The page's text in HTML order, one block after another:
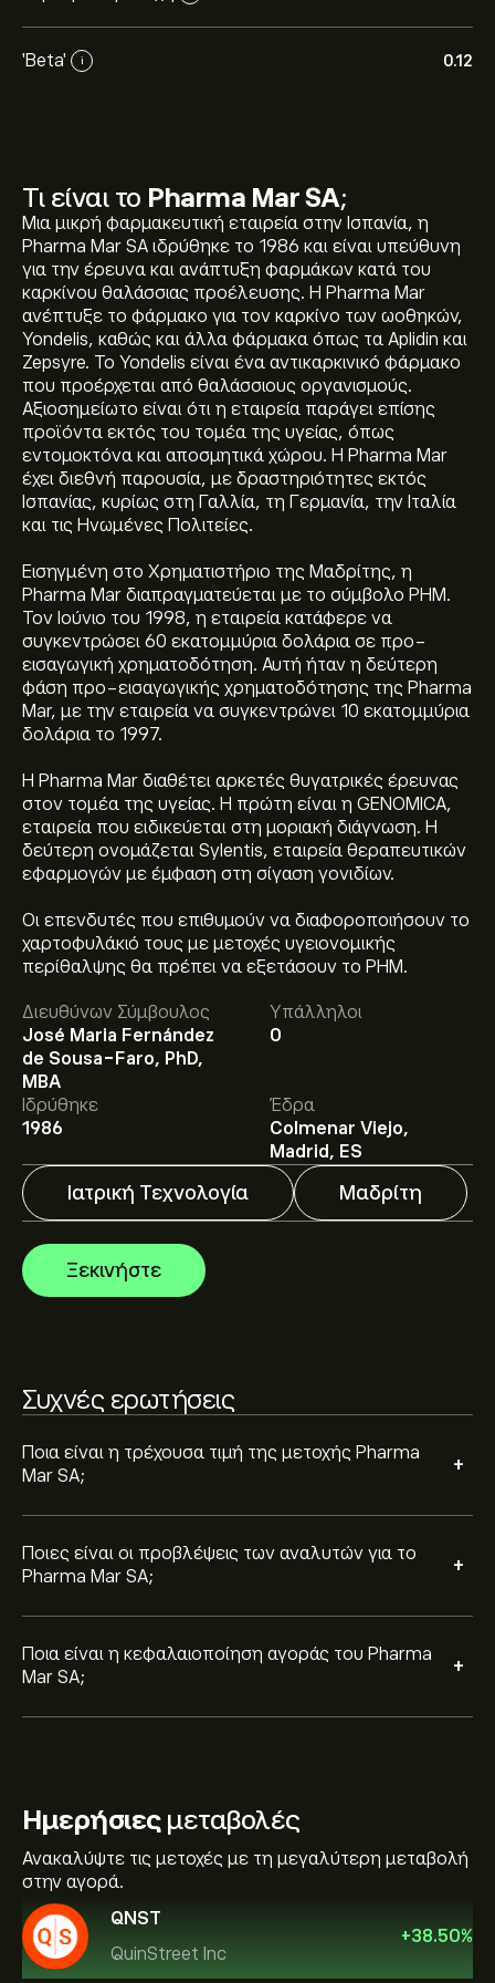
'Beta' i 0.12
Τι είναι το Pharma Mar SA;
Μια μικρή φαρμακευτική εταιρεία στην Ισπανία, η
Pharma Mar SA ιδρύθηκε το 1986 και είναι υπεύθυνη
για την έρευνα και ανάπτυξη φαρμάκων κατά του
καρκίνου θαλάσσιας προέλευσης. Η Pharma Mar
ανέπτυξε το φάρμακο για τον καρκίνο των ωοθηκών,
Yondelis, καθώς και άλλα φάρμακα όπως τα Aplidin και
Zepsyre. Το Yondelis είναι ένα αντικαρκινικό φάρμακο
που προέρχεται από θαλάσσιους οργανισμούς.
Αξιοσημείωτο είναι ότι η εταιρεία παράγει επίσης
προϊόντα εκτός του τομέα της υγείας, όπως
εντομοκτόνα και αποσμητικά χώρου. Η Pharma Mar
έχει διεθνή παρουσία, με δραστηριότητες εκτός
Ισπανίας, κυρίως στη Γαλλία, τη Γερμανία, την Ιταλία
και τις Ηνωμένες Πολιτείες.
Εισηγμένη στο Χρηματιστήριο της Μαδρίτης, η
Pharma Mar διαπραγματεύεται με το σύμβολο PHM.
Τον Ιούνιο του 1998, η εταιρεία κατάφερε να
συγκεντρώσει 60 εκατομμύρια δολάρια σε προ-
εισαγωγική χρηματοδότηση. Αυτή ήταν η δεύτερη
φάση προ-εισαγωγικής χρηματοδότησης της Pharma
Mar, με την εταιρεία να συγκεντρώνει 10 εκατομμύρια
δολάρια το 1997.
Η Pharma Mar διαθέτει αρκετές θυγατρικές έρευνας
στον τομέα της υγείας. Η πρώτη είναι η GENOMICA,
εταιρεία που ειδικεύεται στη μοριακή διάγνωση. Η
δεύτερη ονομάζεται Sylentis, εταιρεία θεραπευτικών
εφαρμογών με έμφαση στη σίγαση γονιδίων.
Οι επενδυτές που επιθυμούν να διαφοροποιήσουν το
χαρτοφυλάκιό τους με μετοχές υγειονομικής
περίθαλψης θα πρέπει να εξετάσουν το PHM.
Διευθύνων Σύμβουλος
José Maria Fernández
de Sousa-Faro, PhD,
MBA
Υπάλληλοι
0
Ιδρύθηκε
1986
Έδρα
Colmenar Viejo,
Madrid, ES
Ιατρική Τεχνολογία Μαδρίτη
Ξεκινήστε
Συχνές ερωτήσεις
Ποια είναι η τρέχουσα τιμή της μετοχής Pharma
Mar SA;
+
Η τρέχουσα τιμή του PHM.MC είναι 78.40‎€‎.
Ποιες είναι οι προβλέψεις των αναλυτών για το
Pharma Mar SA;
+
Οι αναλυτές προσφέρουν προβλέψεις για το Pharma
Mar SA με βάση τις τάσεις της αγοράς, τις οικονομικές
αναφορές και την αναμενόμενη ανάπτυξη. Δείτε την
πιο πρόσφατη πρόβλεψη για τις μελλοντικές
διακυμάνσεις της τιμής.
Ποια είναι η κεφαλαιοποίηση αγοράς του Pharma
Mar SA;
+
Η κεφαλαιοποίηση αγοράς του Pharma Mar SA είναι
1.36B‎€‎
Ημερήσιεςμεταβολές
Ανακαλύψτε τις μετοχές με τη μεγαλύτερη μεταβολή
στην αγορά.
QNST
QuinStreet Inc
+38.50%